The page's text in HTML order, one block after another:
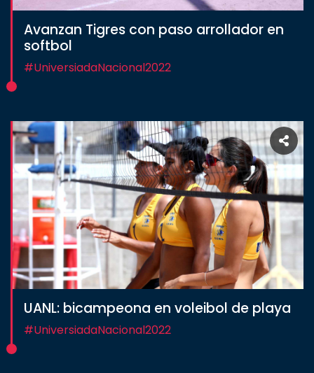
Avanzan Tigres con paso arrollador en
softbol
#UniversiadaNacional2022
UANL: bicampeona en voleibol de playa
#UniversiadaNacional2022